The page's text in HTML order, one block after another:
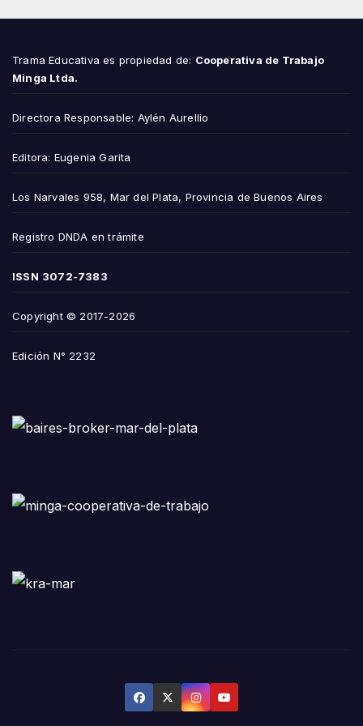
Trama Educativa es propiedad de: Cooperativa de Trabajo
Minga Ltda.
Directora Responsable: Aylén Aurellio
Editora: Eugenia Garita
Los Narvales 958, Mar del Plata, Provincia de Buenos Aires
Registro DNDA en trámite
ISSN 3072-7383
Copyright © 2017-2026
Edición N° 2232